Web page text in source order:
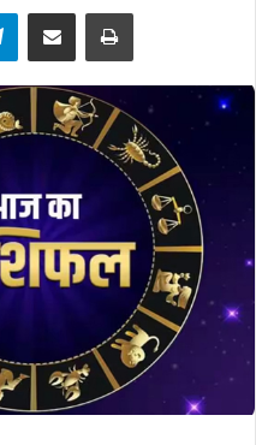
TelegramShare via Email Print